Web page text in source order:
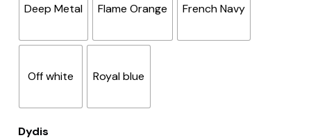
Deep Metal Flame Orange French Navy
Off white Royal blue
Dydis